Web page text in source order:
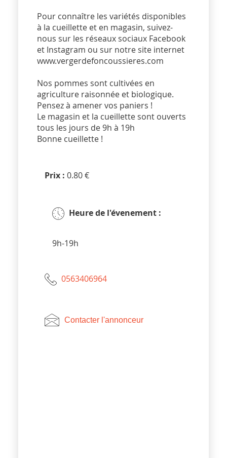
Pour connaître les variétés disponibles
à la cueillette et en magasin, suivez-
nous sur les réseaux sociaux Facebook
et Instagram ou sur notre site internet
www.vergerdefoncoussieres.com
Nos pommes sont cultivées en
agriculture raisonnée et biologique.
Pensez à amener vos paniers !
Le magasin et la cueillette sont ouverts
tous les jours de 9h à 19h
Bonne cueillette !
Prix :0.80 €
Heure de l'évenement :
9h-19h
0563406964
Contacter l'annonceur